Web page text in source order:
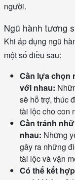
người.
Ngũ hành tương
Khi áp dụng ngũ
một số điều sau:
Cần lựa chọn
với nhau:
sẽ hỗ trợ, thúc
tài lộc cho con
Cần tránh
nhau: Những
gây ra những
tài lộc và vận
Có thể kết